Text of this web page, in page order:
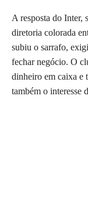
A resposta do Inter,
diretoria colorada
subiu o sarrafo,
fechar negócio. O
dinheiro em caixa e
também o interesse